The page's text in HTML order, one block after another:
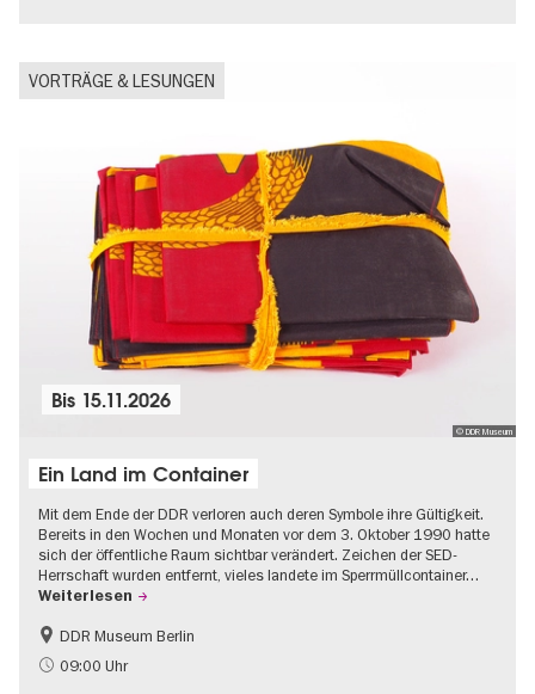
VORTRÄGE & LESUNGEN
© DDR Museum
Bis 15.11.2026
Ein Land im Container
Mit dem Ende der DDR verloren auch deren Symbole ihre Gültigkeit.
Bereits in den Wochen und Monaten vor dem 3. Oktober 1990 hatte
sich der öffentliche Raum sichtbar verändert. Zeichen der SED-
Herrschaft wurden entfernt, vieles landete im Sperrmüllcontainer…
Weiterlesen
DDR-Geschichte
Politik & Gesellschaft
DDR Museum Berlin
09:00 Uhr